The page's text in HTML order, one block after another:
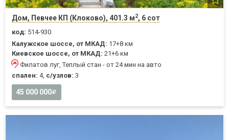
Дом, Певчее КП (Клоково), 401.3 м2, 6 сот
код: 514-930
Калужское шоссе, от МКАД: 17+8 км
Киевское шоссе, от МКАД: 21+6 км
Филатов луг, Теплый стан - от 24 мин на авто
спален: 4, с/узлов: 3
45 000 000